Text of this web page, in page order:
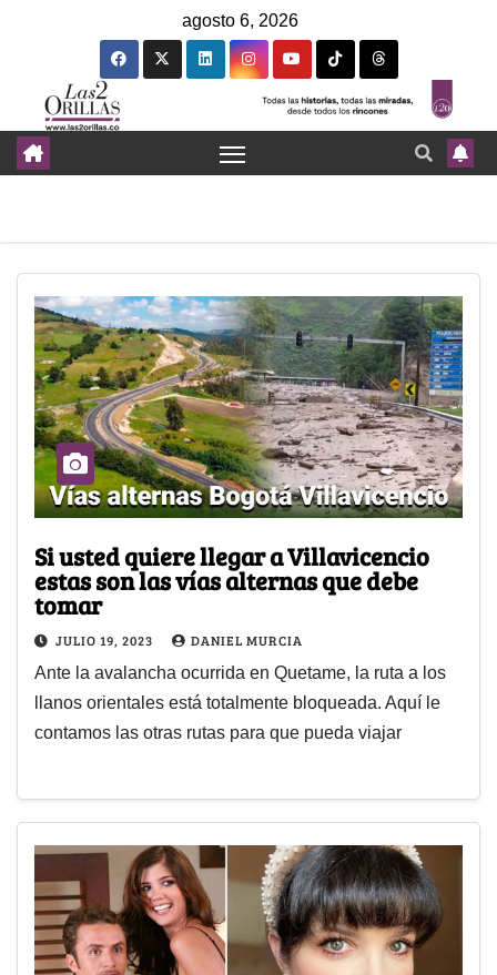
agosto 6, 2026
Si usted quiere llegar a Villavicencio
estas son las vías alternas que debe
tomar
JULIO 19, 2023 DANIEL MURCIA
Ante la avalancha ocurrida en Quetame, la ruta a los
llanos orientales está totalmente bloqueada. Aquí le
contamos las otras rutas para que pueda viajar